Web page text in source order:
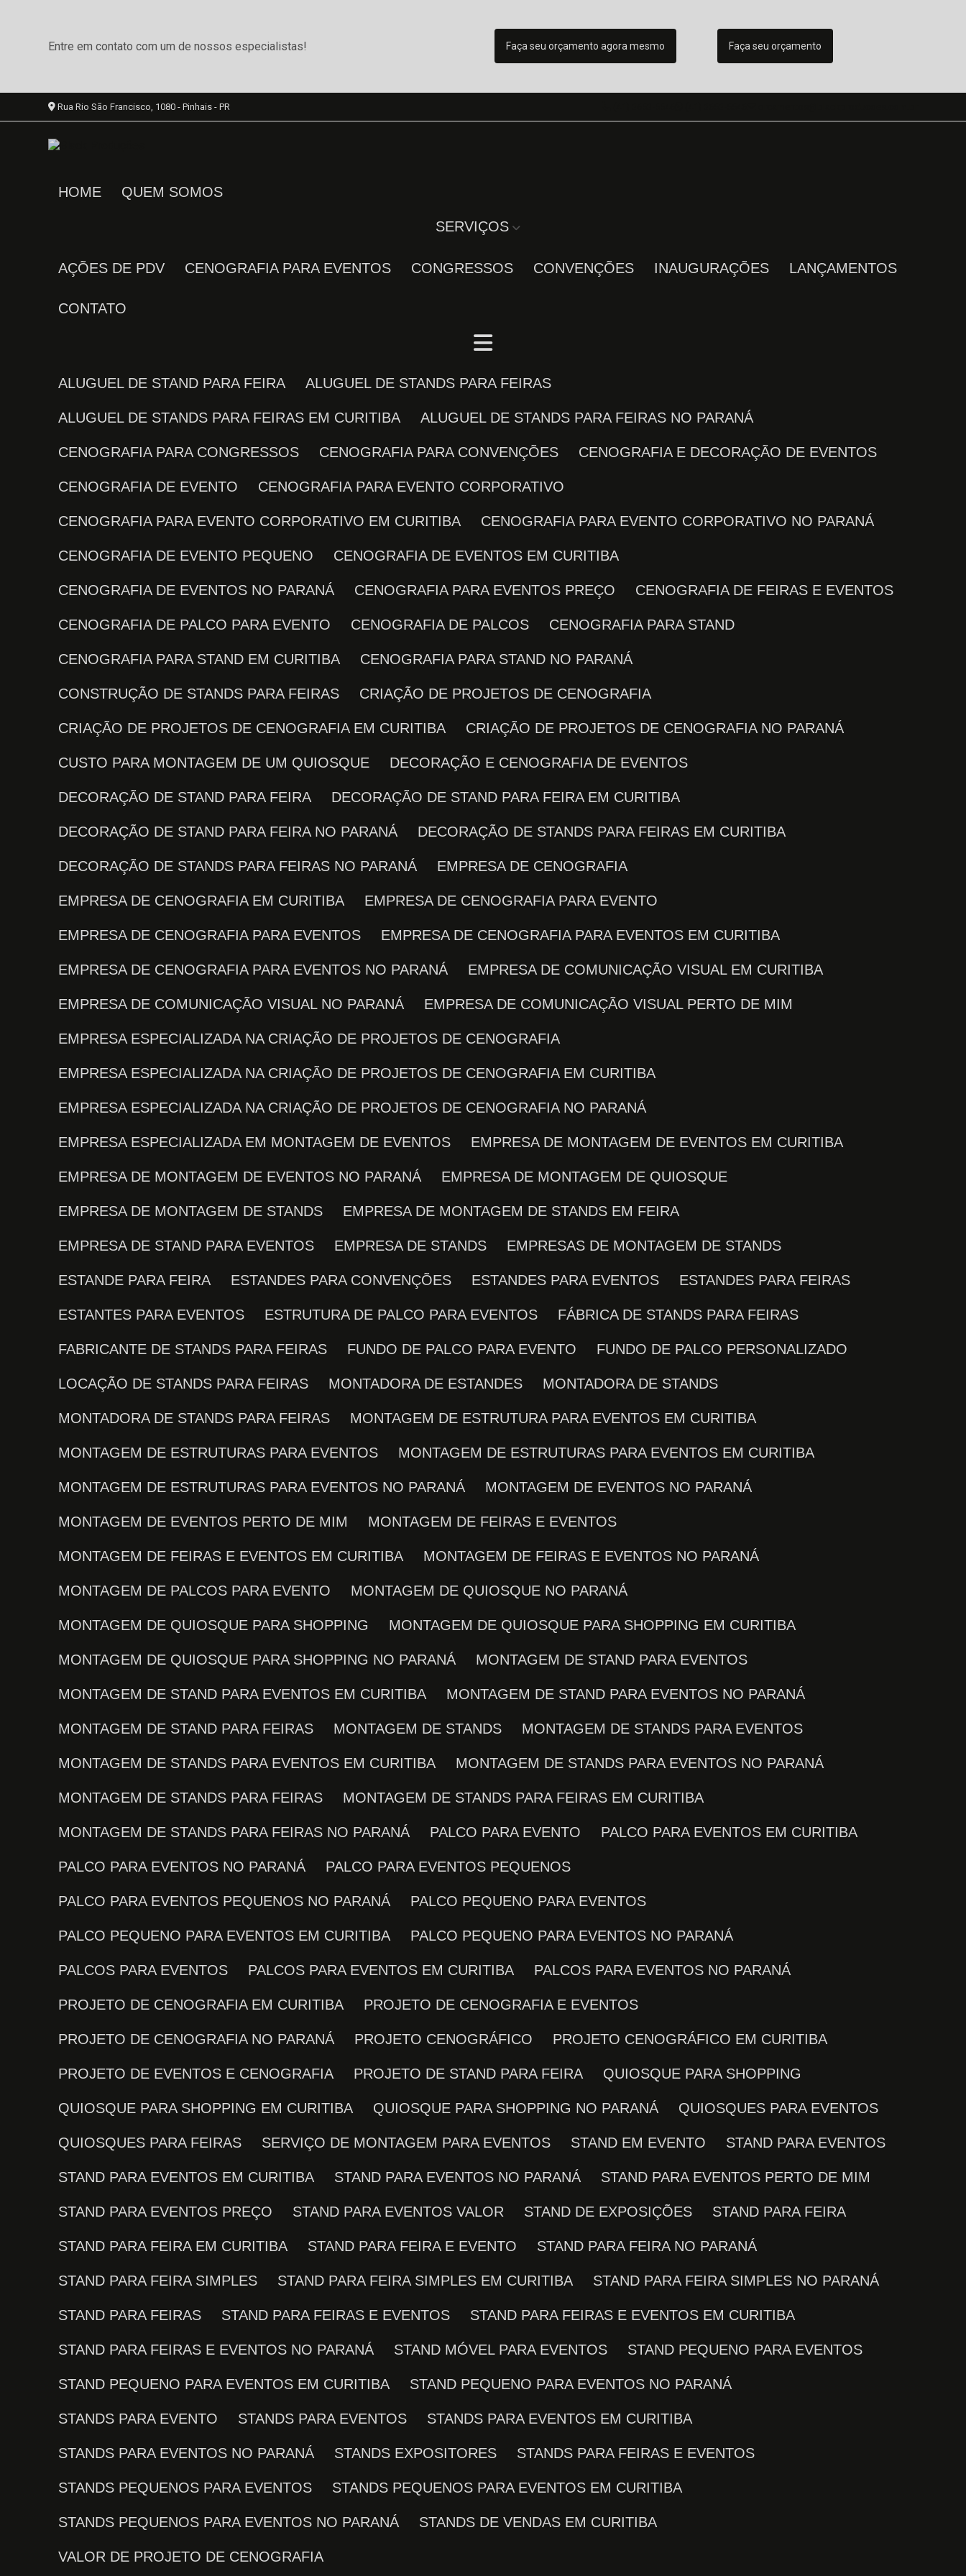
Entre em contato com um de nossos especialistas! Faça seu orçamento agora mesmo Faça seu orçamento
Rua Rio São Francisco, 1080 - Pinhais - PR
HOME QUEM SOMOS
SERVIÇOS
AÇÕES DE PDV CENOGRAFIA PARA EVENTOS CONGRESSOS CONVENÇÕES INAUGURAÇÕES LANÇAMENTOS
CONTATO
ALUGUEL DE STAND PARA FEIRA ALUGUEL DE STANDS PARA FEIRAS
ALUGUEL DE STANDS PARA FEIRAS EM CURITIBA ALUGUEL DE STANDS PARA FEIRAS NO PARANÁ
CENOGRAFIA PARA CONGRESSOS CENOGRAFIA PARA CONVENÇÕES CENOGRAFIA E DECORAÇÃO DE EVENTOS
CENOGRAFIA DE EVENTO CENOGRAFIA PARA EVENTO CORPORATIVO
CENOGRAFIA PARA EVENTO CORPORATIVO EM CURITIBA CENOGRAFIA PARA EVENTO CORPORATIVO NO PARANÁ
CENOGRAFIA DE EVENTO PEQUENO CENOGRAFIA DE EVENTOS EM CURITIBA
CENOGRAFIA DE EVENTOS NO PARANÁ CENOGRAFIA PARA EVENTOS PREÇO CENOGRAFIA DE FEIRAS E EVENTOS
CENOGRAFIA DE PALCO PARA EVENTO CENOGRAFIA DE PALCOS CENOGRAFIA PARA STAND
CENOGRAFIA PARA STAND EM CURITIBA CENOGRAFIA PARA STAND NO PARANÁ
CONSTRUÇÃO DE STANDS PARA FEIRAS CRIAÇÃO DE PROJETOS DE CENOGRAFIA
CRIAÇÃO DE PROJETOS DE CENOGRAFIA EM CURITIBA CRIAÇÃO DE PROJETOS DE CENOGRAFIA NO PARANÁ
CUSTO PARA MONTAGEM DE UM QUIOSQUE DECORAÇÃO E CENOGRAFIA DE EVENTOS
DECORAÇÃO DE STAND PARA FEIRA DECORAÇÃO DE STAND PARA FEIRA EM CURITIBA
DECORAÇÃO DE STAND PARA FEIRA NO PARANÁ DECORAÇÃO DE STANDS PARA FEIRAS EM CURITIBA
DECORAÇÃO DE STANDS PARA FEIRAS NO PARANÁ EMPRESA DE CENOGRAFIA
EMPRESA DE CENOGRAFIA EM CURITIBA EMPRESA DE CENOGRAFIA PARA EVENTO
EMPRESA DE CENOGRAFIA PARA EVENTOS EMPRESA DE CENOGRAFIA PARA EVENTOS EM CURITIBA
EMPRESA DE CENOGRAFIA PARA EVENTOS NO PARANÁ EMPRESA DE COMUNICAÇÃO VISUAL EM CURITIBA
EMPRESA DE COMUNICAÇÃO VISUAL NO PARANÁ EMPRESA DE COMUNICAÇÃO VISUAL PERTO DE MIM
EMPRESA ESPECIALIZADA NA CRIAÇÃO DE PROJETOS DE CENOGRAFIA
EMPRESA ESPECIALIZADA NA CRIAÇÃO DE PROJETOS DE CENOGRAFIA EM CURITIBA
EMPRESA ESPECIALIZADA NA CRIAÇÃO DE PROJETOS DE CENOGRAFIA NO PARANÁ
EMPRESA ESPECIALIZADA EM MONTAGEM DE EVENTOS EMPRESA DE MONTAGEM DE EVENTOS EM CURITIBA
EMPRESA DE MONTAGEM DE EVENTOS NO PARANÁ EMPRESA DE MONTAGEM DE QUIOSQUE
EMPRESA DE MONTAGEM DE STANDS EMPRESA DE MONTAGEM DE STANDS EM FEIRA
EMPRESA DE STAND PARA EVENTOS EMPRESA DE STANDS EMPRESAS DE MONTAGEM DE STANDS
ESTANDE PARA FEIRA ESTANDES PARA CONVENÇÕES ESTANDES PARA EVENTOS ESTANDES PARA FEIRAS
ESTANTES PARA EVENTOS ESTRUTURA DE PALCO PARA EVENTOS FÁBRICA DE STANDS PARA FEIRAS
FABRICANTE DE STANDS PARA FEIRAS FUNDO DE PALCO PARA EVENTO FUNDO DE PALCO PERSONALIZADO
LOCAÇÃO DE STANDS PARA FEIRAS MONTADORA DE ESTANDES MONTADORA DE STANDS
MONTADORA DE STANDS PARA FEIRAS MONTAGEM DE ESTRUTURA PARA EVENTOS EM CURITIBA
MONTAGEM DE ESTRUTURAS PARA EVENTOS MONTAGEM DE ESTRUTURAS PARA EVENTOS EM CURITIBA
MONTAGEM DE ESTRUTURAS PARA EVENTOS NO PARANÁ MONTAGEM DE EVENTOS NO PARANÁ
MONTAGEM DE EVENTOS PERTO DE MIM MONTAGEM DE FEIRAS E EVENTOS
MONTAGEM DE FEIRAS E EVENTOS EM CURITIBA MONTAGEM DE FEIRAS E EVENTOS NO PARANÁ
MONTAGEM DE PALCOS PARA EVENTO MONTAGEM DE QUIOSQUE NO PARANÁ
MONTAGEM DE QUIOSQUE PARA SHOPPING MONTAGEM DE QUIOSQUE PARA SHOPPING EM CURITIBA
MONTAGEM DE QUIOSQUE PARA SHOPPING NO PARANÁ MONTAGEM DE STAND PARA EVENTOS
MONTAGEM DE STAND PARA EVENTOS EM CURITIBA MONTAGEM DE STAND PARA EVENTOS NO PARANÁ
MONTAGEM DE STAND PARA FEIRAS MONTAGEM DE STANDS MONTAGEM DE STANDS PARA EVENTOS
MONTAGEM DE STANDS PARA EVENTOS EM CURITIBA MONTAGEM DE STANDS PARA EVENTOS NO PARANÁ
MONTAGEM DE STANDS PARA FEIRAS MONTAGEM DE STANDS PARA FEIRAS EM CURITIBA
MONTAGEM DE STANDS PARA FEIRAS NO PARANÁ PALCO PARA EVENTO PALCO PARA EVENTOS EM CURITIBA
PALCO PARA EVENTOS NO PARANÁ PALCO PARA EVENTOS PEQUENOS
PALCO PARA EVENTOS PEQUENOS NO PARANÁ PALCO PEQUENO PARA EVENTOS
PALCO PEQUENO PARA EVENTOS EM CURITIBA PALCO PEQUENO PARA EVENTOS NO PARANÁ
PALCOS PARA EVENTOS PALCOS PARA EVENTOS EM CURITIBA PALCOS PARA EVENTOS NO PARANÁ
PROJETO DE CENOGRAFIA EM CURITIBA PROJETO DE CENOGRAFIA E EVENTOS
PROJETO DE CENOGRAFIA NO PARANÁ PROJETO CENOGRÁFICO PROJETO CENOGRÁFICO EM CURITIBA
PROJETO DE EVENTOS E CENOGRAFIA PROJETO DE STAND PARA FEIRA QUIOSQUE PARA SHOPPING
QUIOSQUE PARA SHOPPING EM CURITIBA QUIOSQUE PARA SHOPPING NO PARANÁ QUIOSQUES PARA EVENTOS
QUIOSQUES PARA FEIRAS SERVIÇO DE MONTAGEM PARA EVENTOS STAND EM EVENTO STAND PARA EVENTOS
STAND PARA EVENTOS EM CURITIBA STAND PARA EVENTOS NO PARANÁ STAND PARA EVENTOS PERTO DE MIM
STAND PARA EVENTOS PREÇO STAND PARA EVENTOS VALOR STAND DE EXPOSIÇÕES STAND PARA FEIRA
STAND PARA FEIRA EM CURITIBA STAND PARA FEIRA E EVENTO STAND PARA FEIRA NO PARANÁ
STAND PARA FEIRA SIMPLES STAND PARA FEIRA SIMPLES EM CURITIBA STAND PARA FEIRA SIMPLES NO PARANÁ
STAND PARA FEIRAS STAND PARA FEIRAS E EVENTOS STAND PARA FEIRAS E EVENTOS EM CURITIBA
STAND PARA FEIRAS E EVENTOS NO PARANÁ STAND MÓVEL PARA EVENTOS STAND PEQUENO PARA EVENTOS
STAND PEQUENO PARA EVENTOS EM CURITIBA STAND PEQUENO PARA EVENTOS NO PARANÁ
STANDS PARA EVENTO STANDS PARA EVENTOS STANDS PARA EVENTOS EM CURITIBA
STANDS PARA EVENTOS NO PARANÁ STANDS EXPOSITORES STANDS PARA FEIRAS E EVENTOS
STANDS PEQUENOS PARA EVENTOS STANDS PEQUENOS PARA EVENTOS EM CURITIBA
STANDS PEQUENOS PARA EVENTOS NO PARANÁ STANDS DE VENDAS EM CURITIBA
VALOR DE PROJETO DE CENOGRAFIA